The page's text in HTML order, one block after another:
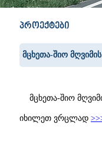
პროექტები
მცხეთა-შიო
მცხეთა-შიო
იხილეთ ვრცლად